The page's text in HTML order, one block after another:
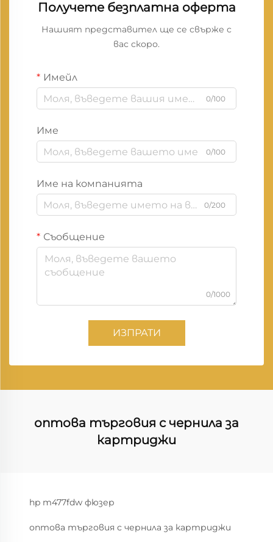
Получете безплатна оферта
Нашият представител ще се свърже с
вас скоро.
Имейл
0/100
Име
0/100
Име на компанията
0/200
Съобщение
0/1000
ИЗПРАТИ
оптова търговия с чернила за
картриджи
hp m477fdw фюзер
оптова търговия с чернила за картриджи